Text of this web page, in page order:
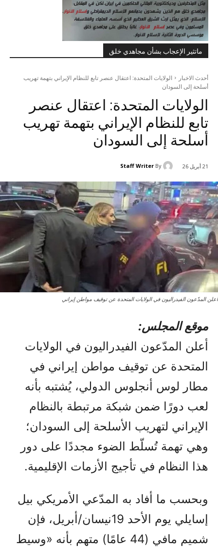
ماتثير الإعجاب بشأن مجاهدي خلق
أحدث الاخبار
الولايات المتحدة: اعتقال عنصر تابع للنظام الإيراني بتهمة تهريب
أسلحة إلى السودان
الولايات المتحدة: اعتقال عنصر
تابع للنظام الإيراني بتهمة تهريب
أسلحة إلى السودان
21 أبريل 26 By
Staff Writer
أعلن المدّعون الفيدراليون في الولايات المتحدة عن توقيف مواطن إيراني
موقع المجلس:
أعلن المدّعون الفيدراليون في الولايات
المتحدة عن توقيف مواطن إيراني في
مطار لوس أنجلوس الدولي، يُشتبه بأنه
لعب دورًا ضمن شبكة مرتبطة بالنظام
الإيراني لتهريب الأسلحة إلى السودان؛
وهي تهمة تُسلّط الضوء مجددًا على دور
هذا النظام في تأجيج الأزمات الإقليمية.
وبحسب ما أفاد به المدّعي الأمريكي بيل
إسايلي يوم الأحد 19نيسان/أبريل، فإن
شميم مافي (44 عامًا) متهم بأنه «وسيط